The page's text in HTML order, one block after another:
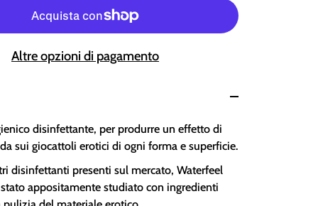
Altre opzioni di pagamento
disinfettante, per produrre un effetto di
sui giocattoli erotici di ogni forma e superficie.
disinfettanti presenti sul mercato, Waterfeel
appositamente studiato con ingredienti